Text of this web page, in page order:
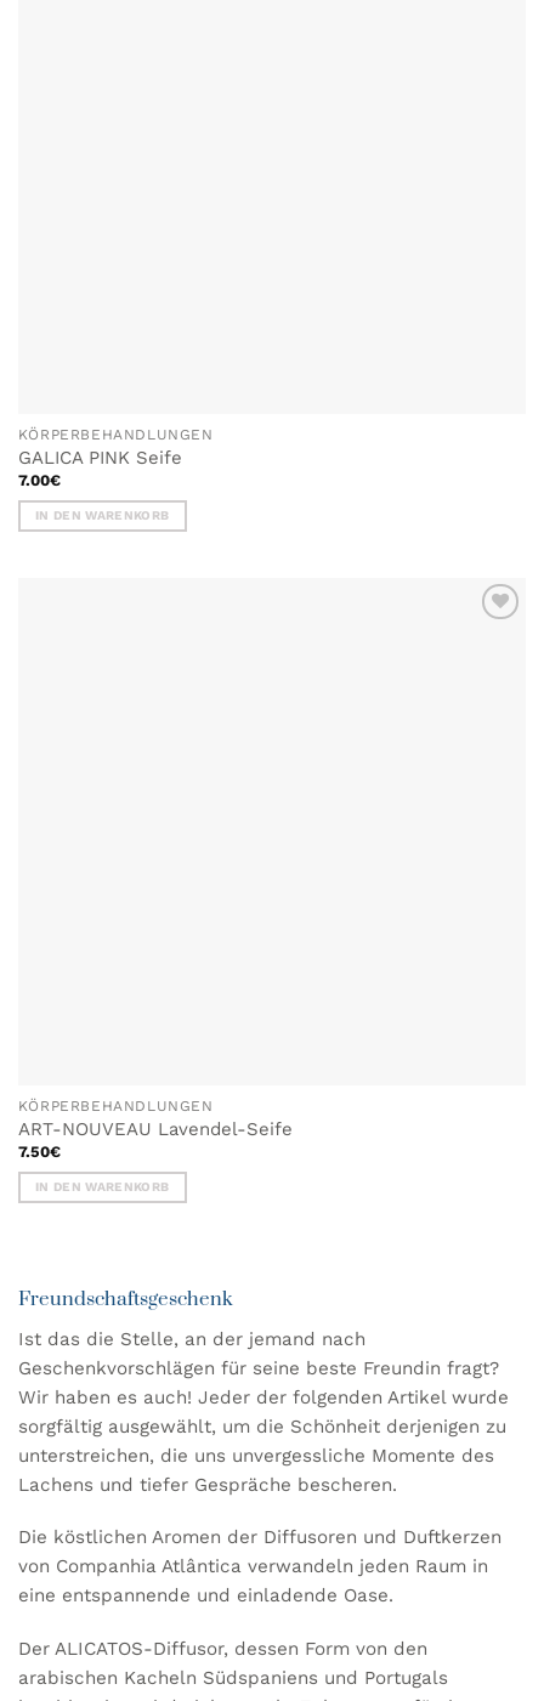
KÖRPERBEHANDLUNGEN
GALICA PINK Seife
7.00€
IN DEN WARENKORB
KÖRPERBEHANDLUNGEN
ART-NOUVEAU Lavendel-Seife
7.50€
IN DEN WARENKORB
Freundschaftsgeschenk
Ist das die Stelle, an der jemand nach
Geschenkvorschlägen für seine beste Freundin fragt?
Wir haben es auch! Jeder der folgenden Artikel wurde
sorgfältig ausgewählt, um die Schönheit derjenigen zu
unterstreichen, die uns unvergessliche Momente des
Lachens und tiefer Gespräche bescheren.
Die köstlichen Aromen der Diffusoren und Duftkerzen
von Companhia Atlântica verwandeln jeden Raum in
eine entspannende und einladende Oase.
Der ALICATOS-Diffusor, dessen Form von den
arabischen Kacheln Südspaniens und Portugals